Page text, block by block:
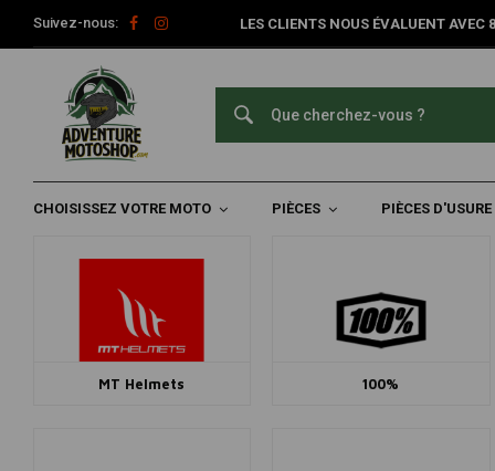
Suivez-nous: LES CLIENTS NOUS ÉVALUENT AVEC
CHOISISSEZ VOTRE MOTO PIÈCES PIÈCES D'USURE
Home Marques
Marques
MT Helmets 100%